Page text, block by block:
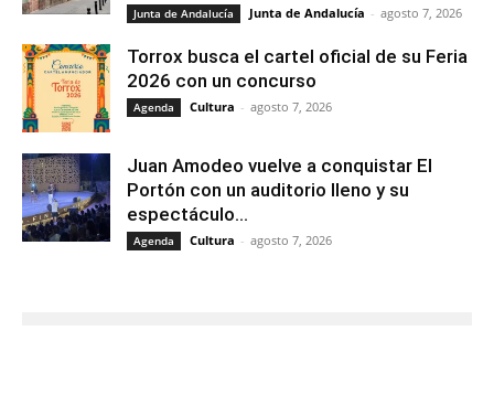
Junta de Andalucía Junta de Andalucía - agosto 7, 2026
Torrox busca el cartel oficial de su Feria
2026 con un concurso
Agenda Cultura - agosto 7, 2026
Juan Amodeo vuelve a conquistar El
Portón con un auditorio lleno y su
espectáculo...
Agenda Cultura - agosto 7, 2026